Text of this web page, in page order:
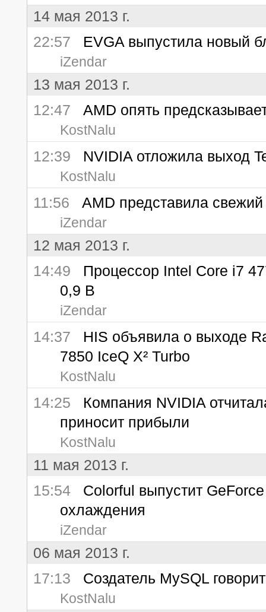
14 мая 2013 г.
22:57 EVGA выпустила новый
iZendar
13 мая 2013 г.
12:47 AMD опять
KostNalu
12:39 NVIDIA отложила выход
KostNalu
11:56 AMD представила
iZendar
12 мая 2013 г.
14:49 Процессор Intel Core i7
0,9 В
iZendar
14:37 HIS объявила о выходе
7850 IceQ X² Turbo
KostNalu
14:25 Компания NVIDIA
приносит прибыли
KostNalu
11 мая 2013 г.
15:54 Colorful выпустит
охлаждения
iZendar
06 мая 2013 г.
17:13 Создатель MySQL
KostNalu